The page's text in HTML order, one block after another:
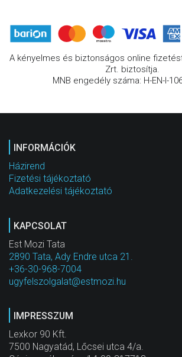
A kényelmes és biztonságos online
Zrt. biztosítja.
MNB engedély száma: H-EN-I-
INFORMÁCIÓK
Házirend
Fizetési tájékoztató
Adatkezelési tájékoztató
KAPCSOLAT
Est Mozi Tata
2890 Tata, Ady Endre utca 21.
+36-30-968-7004
ugyfelszolgalat@estmozi.hu
IMPRESSZUM
Lexkor 90 Kft.
7500 Nagyatád, Lőcsei utca 4/a.